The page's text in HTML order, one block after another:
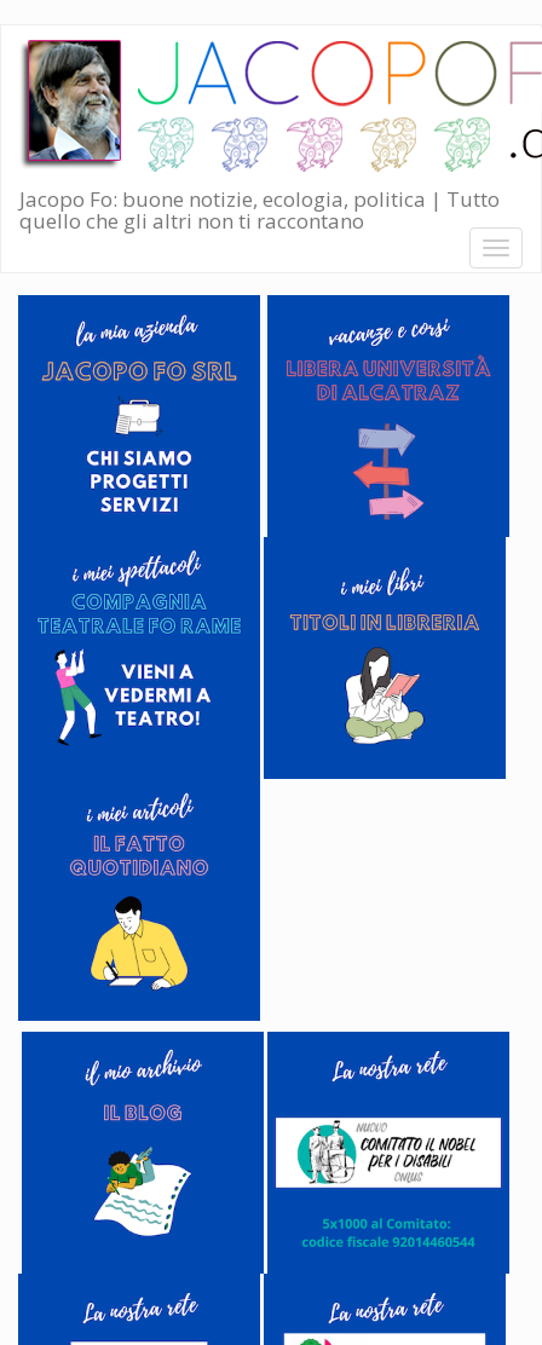
Salta
contenuto
principale
Jacopo Fo: buone notizie, ecologia, politica | Tutto
quello che gli altri non ti raccontano
Toggle